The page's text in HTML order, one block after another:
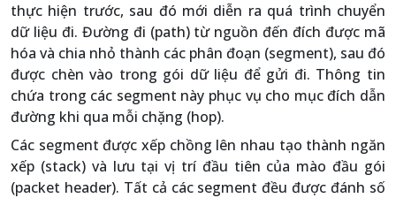
thực hiện trước, sau đó mới diễn ra quá trình chuyển
dữ liệu đi. Đường đi (path) từ nguồn đến đích được mã
hóa và chia nhỏ thành các phân đoạn (segment), sau đó
được chèn vào trong gói dữ liệu để gửi đi. Thông tin
chứa trong các segment này phục vụ cho mục đích dẫn
đường khi qua mỗi chặng (hop).
Các segment được xếp chồng lên nhau tạo thành ngăn
xếp (stack) và lưu tại vị trí đầu tiên của mào đầu gói
(packet header). Tất cả các segment đều được đánh số